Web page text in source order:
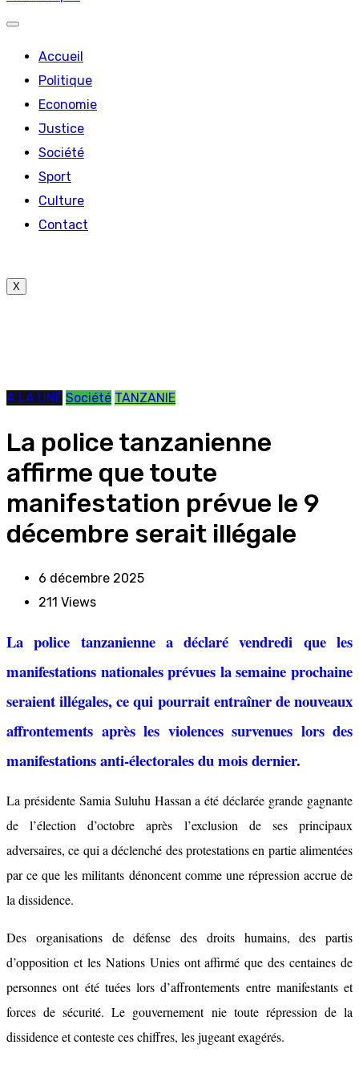
Accueil
Politique
Economie
Justice
Société
Sport
Culture
Contact
X
A LA UNE Société TANZANIE
La police tanzanienne
affirme que toute
manifestation prévue le 9
décembre serait illégale
6 décembre 2025
211 Views
La police tanzanienne a déclaré vendredi que les
manifestations nationales prévues la semaine prochaine
seraient illégales, ce qui pourrait entraîner de nouveaux
affrontements après les violences survenues lors des
manifestations anti-électorales du mois dernier.
La présidente Samia Suluhu Hassan a été déclarée grande gagnante
de l’élection d’octobre après l’exclusion de ses principaux
adversaires, ce qui a déclenché des protestations en partie alimentées
par ce que les militants dénoncent comme une répression accrue de
la dissidence.
Des organisations de défense des droits humains, des partis
d’opposition et les Nations Unies ont affirmé que des centaines de
personnes ont été tuées lors d’affrontements entre manifestants et
forces de sécurité. Le gouvernement nie toute répression de la
dissidence et conteste ces chiffres, les jugeant exagérés.